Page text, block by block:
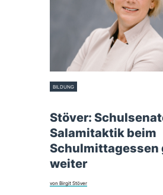
BILDUNG
Stöver:
Salamitaktik beim
Schulmittagessen
weiter
von Birgit Stöver